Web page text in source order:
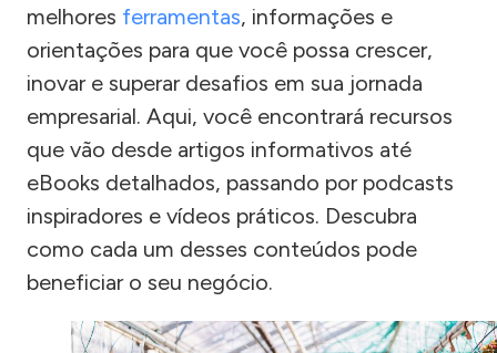
melhores ferramentas, informações e
orientações para que você possa crescer,
inovar e superar desafios em sua jornada
empresarial. Aqui, você encontrará recursos
que vão desde artigos informativos até
eBooks detalhados, passando por podcasts
inspiradores e vídeos práticos. Descubra
como cada um desses conteúdos pode
beneficiar o seu negócio.